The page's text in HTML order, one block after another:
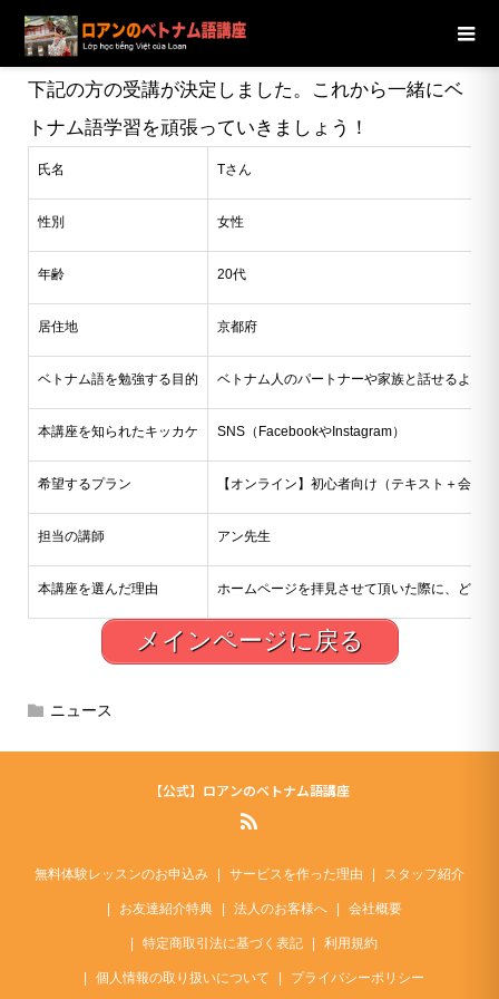
ブログ
ました
下記の方の受講が決定しました。これから一緒にベ
トナム語学習を頑張っていきましょう！
氏名 Tさん
性別 女性
年齢 20代
居住地 京都府
ベトナム語を勉強する目的 ベトナム人のパートナーや家族と話せるよう
本講座を知られたキッカケ SNS（FacebookやInstagram）
希望するプラン 【オンライン】初心者向け（テキスト＋会話）
担当の講師 アン先生
本講座を選んだ理由 ホームページを拝見させて頂いた際に、どの
メインページに戻る
ニュース
【公式】ロアンのベトナム語講座
無料体験レッスンのお申込み サービスを作った理由 スタッフ紹介
お友達紹介特典 法人のお客様へ 会社概要
特定商取引法に基づく表記 利用規約
個人情報の取り扱いについて プライバシーポリシー